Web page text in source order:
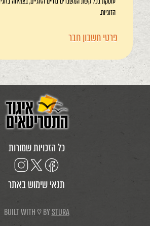
הזוגיות.
פרטי חשבון חבר
כל הזכויות שמורות
תנאי שימוש באתר
BUILT WITH ♡ BYSTURA